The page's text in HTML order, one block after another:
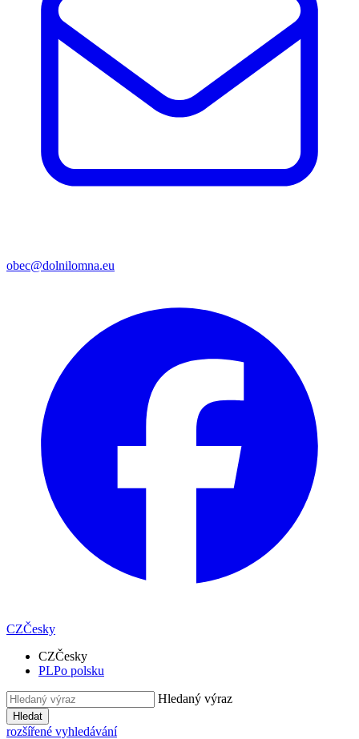
obec@dolnilomna.eu
CZČesky
CZČesky
PLPo polsku
Hledaný výraz
Hledat
rozšířené vyhledávání